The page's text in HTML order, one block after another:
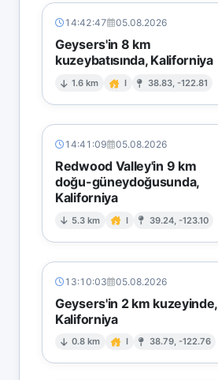
14:42:47 05.08.2026
Geysers'in 8 km
kuzeybatısında, Kaliforniya
1.6 km I 38.83, -122.81
14:41:09 05.08.2026
Redwood Valley'in 9 km
doğu-güneydoğusunda,
Kaliforniya
5.3 km I 39.24, -123.10
13:10:03 05.08.2026
Geysers'in 2 km kuzeyinde,
Kaliforniya
0.8 km I 38.79, -122.76